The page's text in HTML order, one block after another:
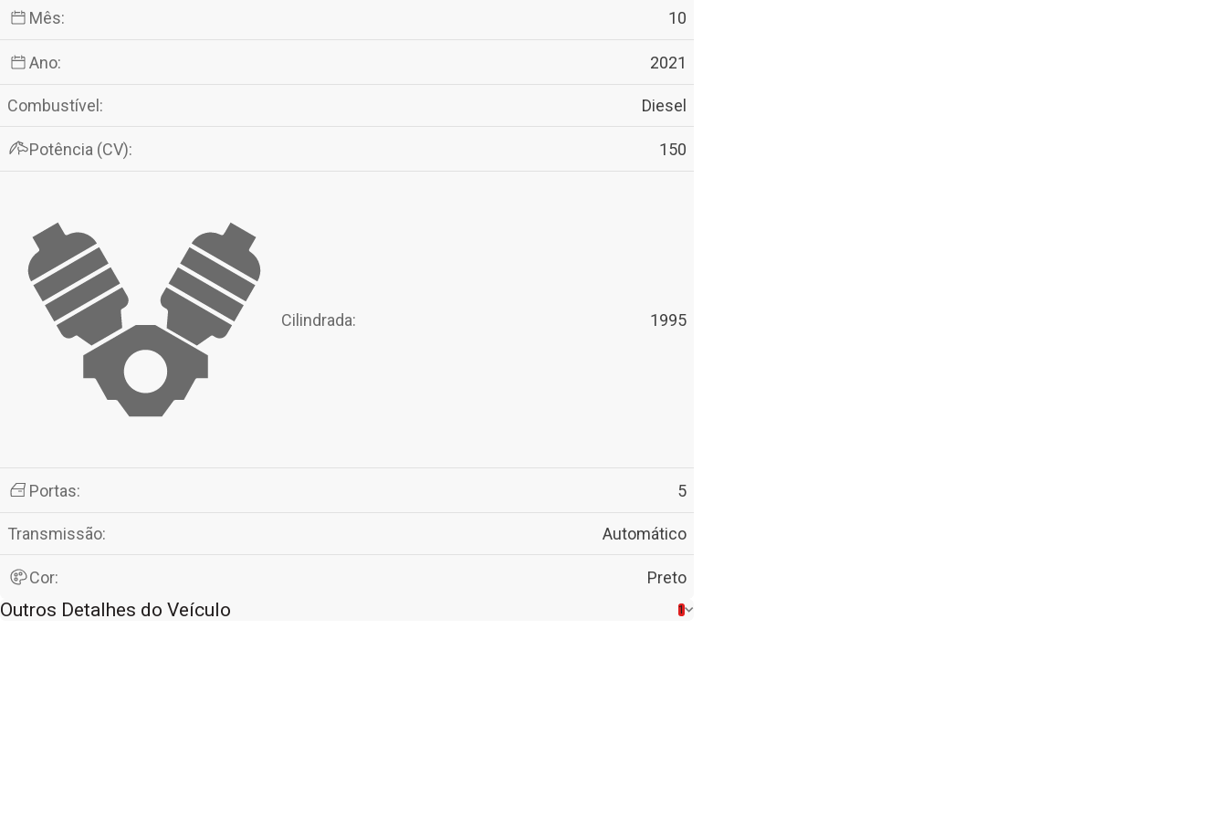
Mês: 10
Ano: 2021
Combustível: Diesel
Potência (CV): 150
Cilindrada: 1995
Portas: 5
Transmissão: Automático
Cor: Preto
Outros Detalhes do Veículo 1